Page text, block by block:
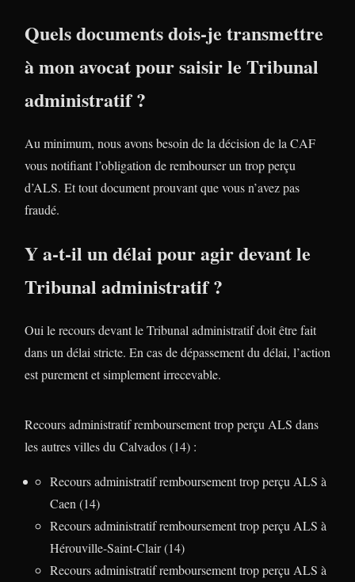
Quels documents dois-je transmettre
à mon avocat pour saisir le Tribunal
administratif ?
Au minimum, nous avons besoin de la décision de la CAF
vous notifiant l’obligation de rembourser un trop perçu
d’ALS. Et tout document prouvant que vous n’avez pas
fraudé.
Y a-t-il un délai pour agir devant le
Tribunal administratif ?
Oui le recours devant le Tribunal administratif doit être fait
dans un délai stricte. En cas de dépassement du délai, l’action
est purement et simplement irrecevable.
Recours administratif remboursement trop perçu ALS dans
les autres villes du Calvados (14) :
Recours administratif remboursement trop perçu ALS à
Caen (14)
Recours administratif remboursement trop perçu ALS à
Hérouville-Saint-Clair (14)
Recours administratif remboursement trop perçu ALS à